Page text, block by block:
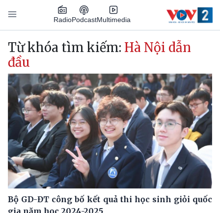
Nhảy đến nội dung
RadioPodcastMultimedia
Main navigation
Từ khóa tìm kiếm: Hà Nội dẫn
đầu
Bộ GD-ĐT công bố kết quả thi học sinh giỏi quốc
gia năm học 2024-2025